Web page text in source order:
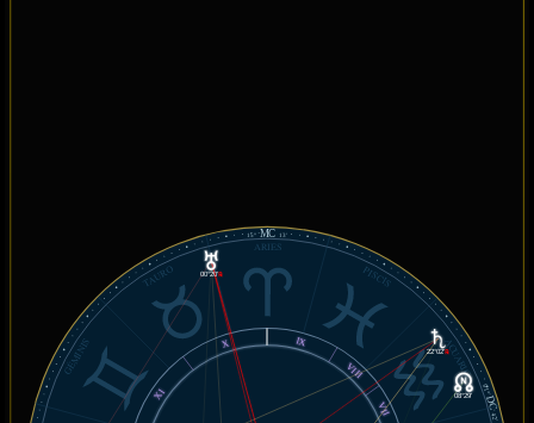
01°
DC
42'
15°MC 13'
ARIES
TAURO
GÉMINIS ACUARIO
PISCIS
X
XI
VII
VIII
IX
22°02'℞
00°20'℞
08°29'